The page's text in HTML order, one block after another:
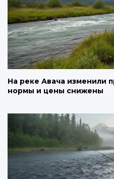
На реке Авача изменили
нормы и цены снижены